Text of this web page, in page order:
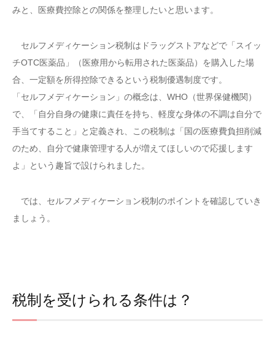
みと、医療費控除との関係を整理したいと思います。
セルフメディケーション税制はドラッグストアなどで「スイッ
チOTC医薬品」（医療用から転用された医薬品）を購入した場
合、一定額を所得控除できるという税制優遇制度です。
「セルフメディケーション」の概念は、WHO（世界保健機関）
で、「自分自身の健康に責任を持ち、軽度な身体の不調は自分で
手当てすること」と定義され、この税制は「国の医療費負担削減
のため、自分で健康管理する人が増えてほしいので応援します
よ」という趣旨で設けられました。
では、セルフメディケーション税制のポイントを確認していき
ましょう。
税制を受けられる条件は？